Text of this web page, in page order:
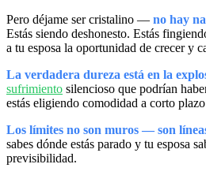
Pero déjame ser cristalino — no hay
Estás siendo deshonesto. Estás
a tu esposa la oportunidad de crecer y
La verdadera dureza está en la
sufrimiento silencioso que podrían
estás eligiendo comodidad a corto
Los límites no son muros — son
sabes dónde estás parado y tu esposa
previsibilidad.